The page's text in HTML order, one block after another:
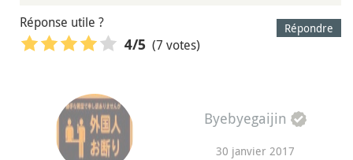
Répondre
Réponse utile ?
4/5 (7 votes)
Byebyegaijin
30 janvier 2017